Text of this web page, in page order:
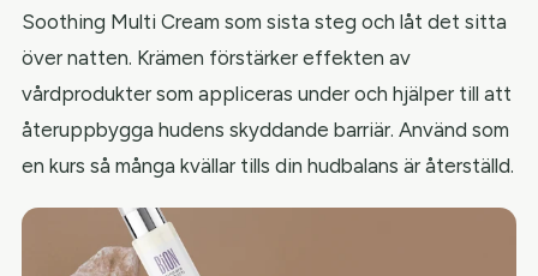
Soothing Multi Cream som sista steg och låt det sitta
över natten. Krämen förstärker effekten av
vårdprodukter som appliceras under och hjälper till att
återuppbygga hudens skyddande barriär. Använd som
en kurs så många kvällar tills din hudbalans är återställd.